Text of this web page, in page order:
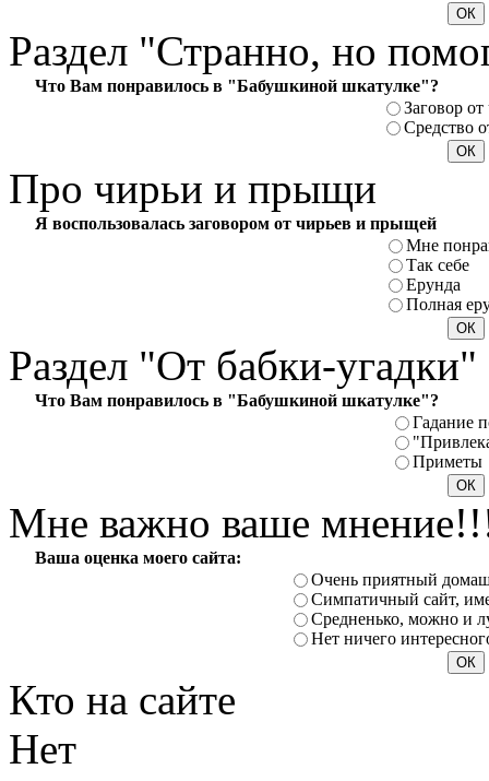
Раздел "Странно, но
Что Вам понравилось в "Бабушкиной шкатулке"?
Заговор
Средство
Про чирьи и прыщи
Я воспользовалась заговором от чирьев и прыщей
Мне
Так себе
Ерунда
Полная
Раздел "От бабки-угадки"
Что Вам понравилось в "Бабушкиной шкатулке"?
Гадание
Приметы
Мне важно ваше
Ваша оценка моего сайта:
Очень приятный
Симпатичный сайт,
Средненько, можно и
Нет ничего
Кто на сайте
Нет